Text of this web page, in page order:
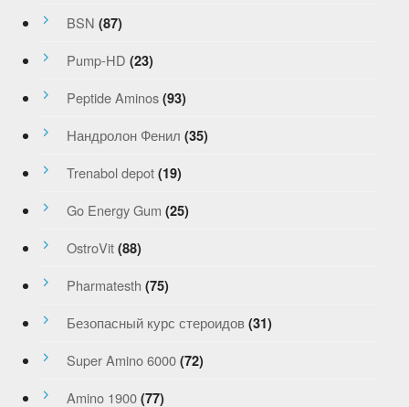
BSN (87)
Pump-HD (23)
Peptide Aminos (93)
Нандролон Фенил (35)
Trenabol depot (19)
Go Energy Gum (25)
OstroVit (88)
Pharmatesth (75)
Безопасный курс стероидов (31)
Super Amino 6000 (72)
Amino 1900 (77)